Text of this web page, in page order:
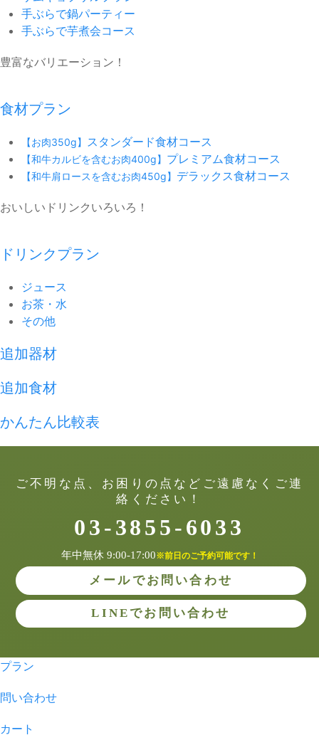
手ぶらで鍋パーティー
手ぶらで芋煮会コース
豊富なバリエーション！
食材プラン
【お肉350g】 スタンダード食材コース
【和牛カルビを含むお肉400g】 プレミアム食材コース
【和牛肩ロースを含むお肉450g】 デラックス食材コース
おいしいドリンクいろいろ！
ドリンクプラン
ジュース
お茶・水
その他
追加器材
追加食材
かんたん比較表
ご不明な点、お困りの点などご遠慮なくご連
絡ください！
03-3855-6033
年中無休 9:00-17:00※前日のご予約可能です！
メールでお問い合わせ
LINEでお問い合わせ
プラン
問い合わせ
カート